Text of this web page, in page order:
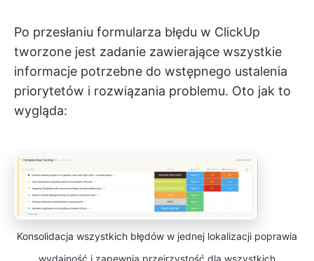
Po przesłaniu formularza błędu w ClickUp
tworzone jest zadanie zawierające wszystkie
informacje potrzebne do wstępnego ustalenia
priorytetów i rozwiązania problemu. Oto jak to
wygląda:
Konsolidacja wszystkich błędów w jednej lokalizacji poprawia
wydajność i zapewnia przejrzystość dla wszystkich